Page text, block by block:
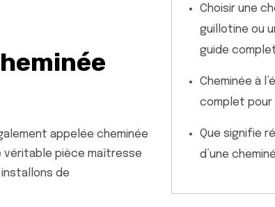
appelée cheminée
véritable pièce maîtresse
installons de
Choisir une
guillotine ou
guide
Cheminée à
complet pour
Que signifie
d’une